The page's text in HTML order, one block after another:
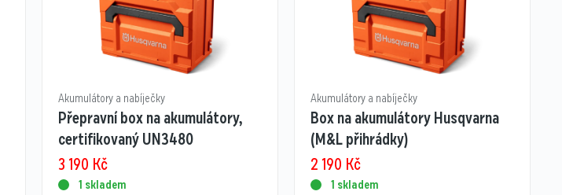
Akumulátory a nabíječky
Přepravní box na akumulátory,
certifikovaný UN3480
3 190 Kč
1 skladem
Akumulátory a nabíječky
Box na akumulátory Husqvarna
(M&L přihrádky)
2 190 Kč
1 skladem